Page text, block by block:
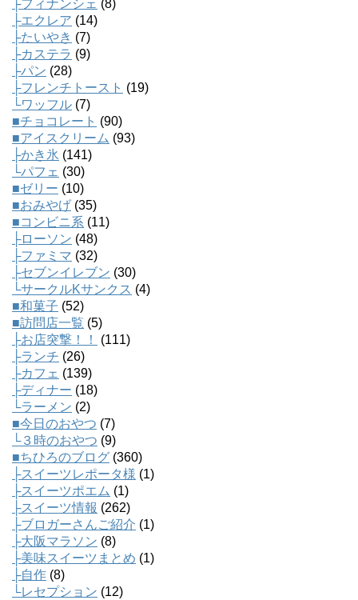
├フィナンシェ (8)
├エクレア (14)
├たいやき (7)
├カステラ (9)
├パン (28)
├フレンチトースト (19)
└ワッフル (7)
■チョコレート (90)
■アイスクリーム (93)
├かき氷 (141)
└パフェ (30)
■ゼリー (10)
■おみやげ (35)
■コンビニ系 (11)
├ローソン (48)
├ファミマ (32)
├セブンイレブン (30)
└サークルKサンクス (4)
■和菓子 (52)
■訪問店一覧 (5)
├お店突撃！！
(111)
├ランチ (26)
├カフェ (139)
├ディナー (18)
└ラーメン (2)
■今日のおやつ (7)
└３時のおやつ (9)
■ちひろのブログ (360)
├スイーツレポータ様 (1)
├スイーツポエム (1)
├スイーツ情報 (262)
├ブロガーさんご紹介 (1)
├大阪マラソン (8)
├美味スイーツまとめ (1)
├自作 (8)
└レセプション (12)